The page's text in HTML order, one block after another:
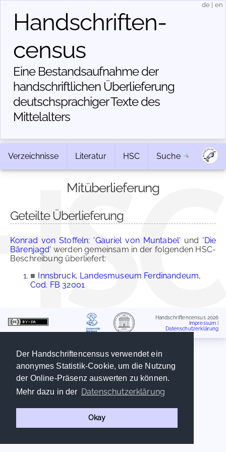
Der Handschriftencensus verwendet ein
anonymes Statistik-Cookie, um die Nutzung
der Online-Präsenz auswerten zu können.
Mehr dazu in der Datenschutzerklärung
Okay
Handschriften­
census
Eine Bestandsaufnahme der
handschriftlichen Über­lieferung
deutschsprachiger Texte des
Mittelalters
de en
Verzeichnisse Literatur HSC Suche
Mitüberlieferung
Geteilte Überlieferung
Konrad von Stoffeln: 'Gauriel von Muntabel' und 'Die
Bärenjagd' werden gemeinsam in der folgenden HSC-
Beschreibung überliefert:
■ Innsbruck, Landesmuseum Ferdinandeum,
Cod. FB 32001
Handschriftencensus 2026
Impressum
Datenschutzerklärung